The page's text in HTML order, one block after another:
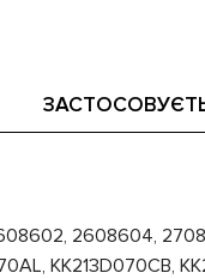
2608604,
KK213D070CB,